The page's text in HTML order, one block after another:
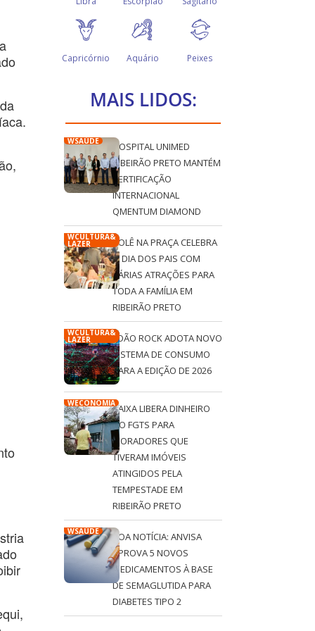
MAIS LIDOS:
WSAÚDE
HOSPITAL UNIMED
RIBEIRÃO PRETO MANTÉM
CERTIFICAÇÃO
INTERNACIONAL
QMENTUM DIAMOND
WCULTURA&
LAZER
ROLÊ NA PRAÇA CELEBRA
O DIA DOS PAIS COM
VÁRIAS ATRAÇÕES PARA
TODA A FAMÍLIA EM
RIBEIRÃO PRETO
WCULTURA&
LAZER
JOÃO ROCK ADOTA NOVO
SISTEMA DE CONSUMO
PARA A EDIÇÃO DE 2026
WECONOMIACAIXA LIBERA DINHEIRO
DO FGTS PARA
MORADORES QUE
TIVERAM IMÓVEIS
ATINGIDOS PELA
TEMPESTADE EM
RIBEIRÃO PRETO
WSAÚDE
BOA NOTÍCIA: ANVISA
APROVA 5 NOVOS
MEDICAMENTOS À BASE
DE SEMAGLUTIDA PARA
DIABETES TIPO 2